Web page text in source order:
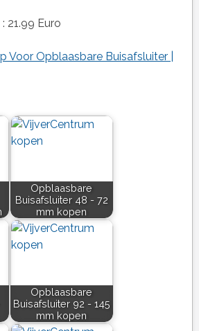
21.99 Euro
Voor Opblaasbare Buisafsluiter |
Opblaasbare
Buisafsluiter 48 - 72
mm kopen
Opblaasbare
Buisafsluiter 92 - 145
mm kopen